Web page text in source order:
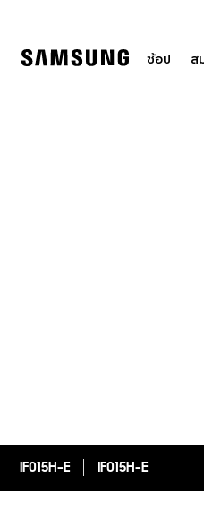
ช้อป ส
IF015H-E IF015H-E